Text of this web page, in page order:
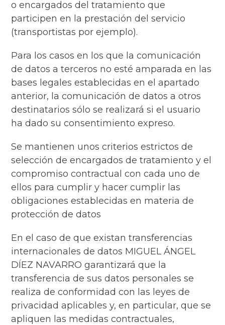
o encargados del tratamiento que
participen en la prestación del servicio
(transportistas por ejemplo).
Para los casos en los que la comunicación
de datos a terceros no esté amparada en las
bases legales establecidas en el apartado
anterior, la comunicación de datos a otros
destinatarios sólo se realizará si el usuario
ha dado su consentimiento expreso.
Se mantienen unos criterios estrictos de
selección de encargados de tratamiento y el
compromiso contractual con cada uno de
ellos para cumplir y hacer cumplir las
obligaciones establecidas en materia de
protección de datos
En el caso de que existan transferencias
internacionales de datos MIGUEL ÁNGEL
DÍEZ NAVARRO garantizará que la
transferencia de sus datos personales se
realiza de conformidad con las leyes de
privacidad aplicables y, en particular, que se
apliquen las medidas contractuales,